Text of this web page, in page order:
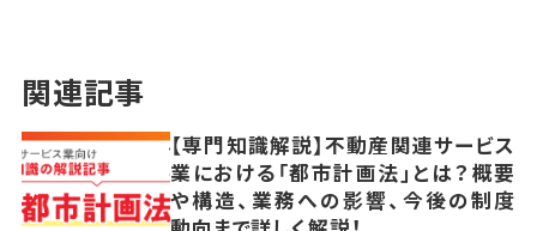
関連記事
【専門知識解説】不動産関連サービス
業における「都市計画法」とは？概要
や構造、業務への影響、今後の制度